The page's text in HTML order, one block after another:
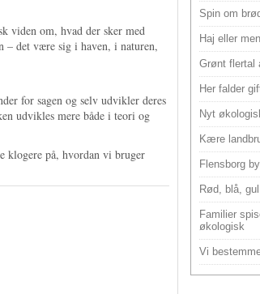
viden om, hvad der sker med
– det være sig i haven, i naturen,
for sagen og selv udvikler deres
udvikles mere både i teori og
klogere på, hvordan vi bruger
Spin om
Haj eller
Grønt flertal
Her falder
Nyt
Kære
Flensborg
Rød, blå,
Familier
økologisk
Vi